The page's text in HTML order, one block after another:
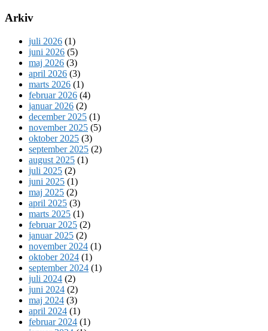
Arkiv
juli 2026 (1)
juni 2026 (5)
maj 2026 (3)
april 2026 (3)
marts 2026 (1)
februar 2026 (4)
januar 2026 (2)
december 2025 (1)
november 2025 (5)
oktober 2025 (3)
september 2025 (2)
august 2025 (1)
juli 2025 (2)
juni 2025 (1)
maj 2025 (2)
april 2025 (3)
marts 2025 (1)
februar 2025 (2)
januar 2025 (2)
november 2024 (1)
oktober 2024 (1)
september 2024 (1)
juli 2024 (2)
juni 2024 (2)
maj 2024 (3)
april 2024 (1)
februar 2024 (1)